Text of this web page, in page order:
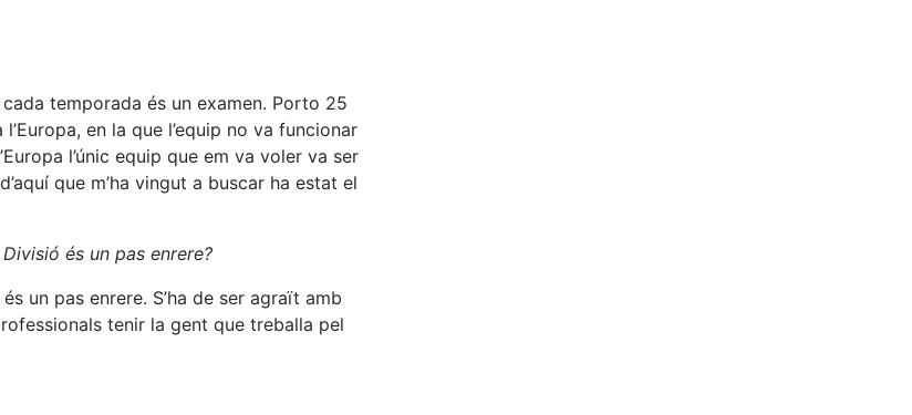
temporada és un examen. Porto 25
en la que l’equip no va funcionar
l’únic equip que em va voler va ser
que m’ha vingut a buscar ha estat el
és un pas enrere?
un pas enrere. S’ha de ser agraït amb
tenir la gent que treballa pel